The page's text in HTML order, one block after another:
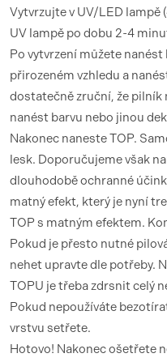
Vytvrzujte v UV/LED lampě
UV lampě po dobu 2-4
Po vytvrzení můžete
přirozeném vzhledu a
dostatečně zruční, že pilník
nanést barvu nebo jinou
Nakonec naneste TOP.
lesk. Doporučujeme však
dlouhodobě ochranné
matný efekt, který je nyní
TOP s matným efektem.
Pokud je přesto nutné
nehet upravte dle potřeby.
TOPU je třeba zdrsnit celý
Pokud nepoužíváte
vrstvu setřete.
Hotovo! Nakonec ošetřete